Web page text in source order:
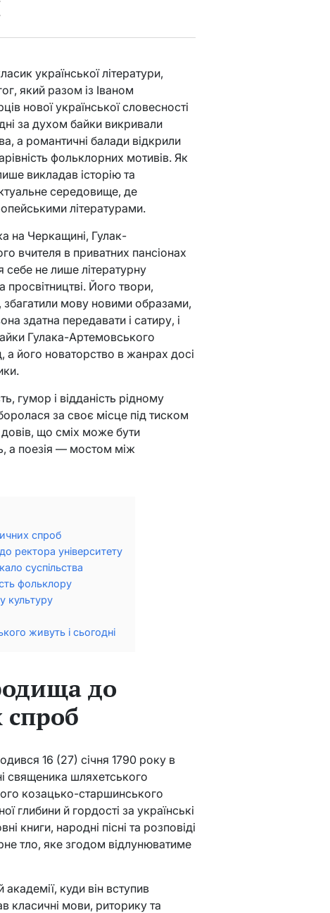
української літератури,
який разом із Іваном
нової української словесності
за духом байки викривали
а романтичні балади відкрили
фольклорних мотивів. Як
викладав історію та
середовище, де
літературами.
на Черкащині, Гулак-
вчителя в приватних пансіонах
не лише літературну
просвітництві. Його твори,
мову новими образами,
здатна передавати і сатиру, і
Гулака-Артемовського
а його новаторство в жанрах досі
гумор і відданість рідному
за своє місце під тиском
що сміх може бути
а поезія — мостом між
спроб
ректора університету
суспільства
фольклору
культуру
живуть і сьогодні
до
16 (27) січня 1790 року в
священика шляхетського
козацько-старшинського
глибини й гордості за українські
книги, народні пісні та розповіді
тло, яке згодом відлунюватиме
куди він вступив
класичні мови, риторику та